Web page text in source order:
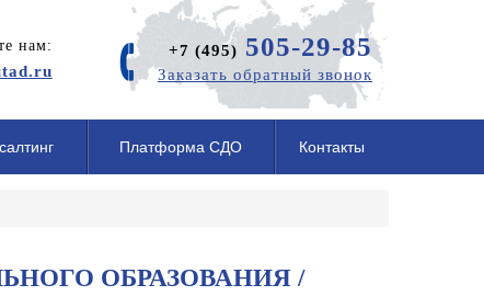
нам: +7 (495) 505-29-85
Заказать обратный звонок
Платформа СДО Контакты
ОБРАЗОВАНИЯ /